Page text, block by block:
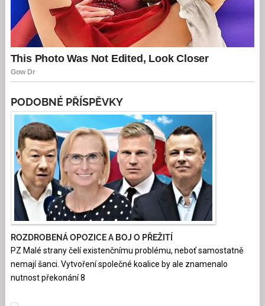
PODOBNÉ PŘÍSPĚVKY
ROZDROBENÁ OPOZICE A BOJ O PŘEŽITÍ
PZ Malé strany čelí existenčnímu problému, neboť samostatně
nemají šanci. Vytvoření společné koalice by ale znamenalo
nutnost překonání 8